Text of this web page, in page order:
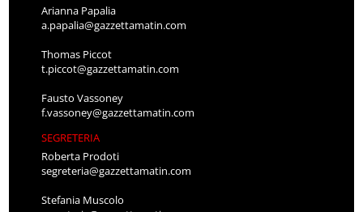
Arianna Papalia
a.papalia@gazzettamatin.com
Thomas Piccot
t.piccot@gazzettamatin.com
Fausto Vassoney
f.vassoney@gazzettamatin.com
SEGRETERIA
Roberta Prodoti
segreteria@gazzettamatin.com
Stefania Muscolo